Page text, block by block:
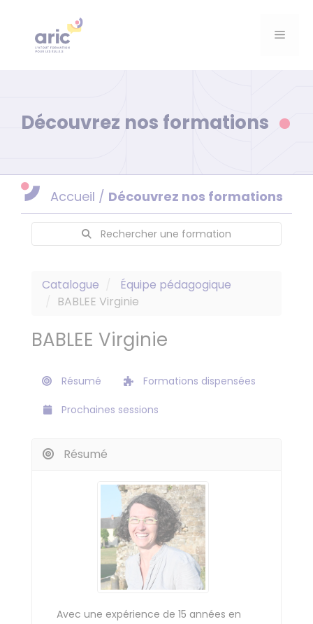
contenu
Menu
Découvrez nos formations
Accueil / Découvrez nos formations
Rechercher une formation
Catalogue
Équipe pédagogique
BABLEE Virginie
BABLEE Virginie
Résumé Formations dispensées
Prochaines sessions
Résumé
Avec une expérience de 15 années en